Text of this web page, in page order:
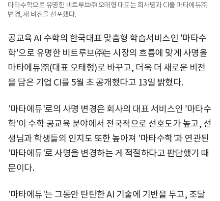
마타수학으로 유명한 비트루브㈜ 오태형 대표는 회사명과 CI를 마타에듀㈜
변경, 새 비전을 선포했다.
공교육 AI 수학의 한국대표 맞춤형 학습서비스인 '마타수
학'으로 유명한 비트루브㈜는 시장의 흐름에 맞게 사명을
마타에듀㈜(대표 오태형)로 바꾸고, 더욱 더 새로운 비전
을 담은 기업 CI를 5월 초 공개했다고 13일 밝혔다.
'마타에듀'로의 사명 변경은 회사의 대표 서비스인 '마타수
학'이 수학 공교육 분야에서 전국적으로 선호도가 높고, 선
생님과 학생들의 인지도 또한 높아져 '마타수학'과 연관된
'마타에듀'로 사명을 변경하는 게 적절하다고 판단했기 때
문이다.
'마타에듀'는 그동안 탄탄한 AI 기술에 기반을 두고, 조달